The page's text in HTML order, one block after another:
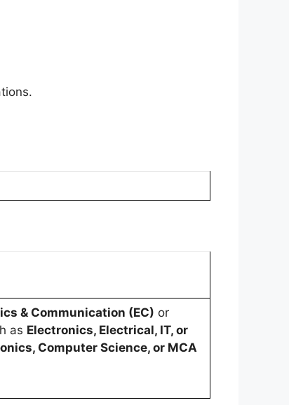
& Communication (EC) or
as Electronics, Electrical, IT, or
Computer Science, or MCA